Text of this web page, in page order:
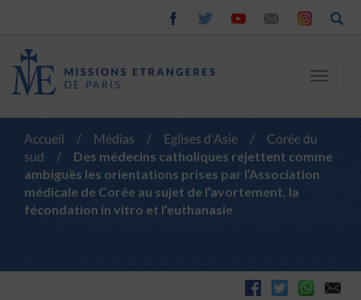
Toggle
Accueil / Médias / Eglises d'Asie /
Corée du
sud
/
Des médecins catholiques rejettent comme
ambiguës les orientations prises par l’Association
médicale de Corée au sujet de l’avortement, la
fécondation in vitro et l’euthanasie